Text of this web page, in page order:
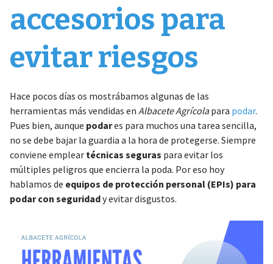
accesorios para
evitar riesgos
Hace pocos días os mostrábamos algunas de las
herramientas más vendidas en Albacete Agrícolapara podar.
Pues bien, aunque podares para muchos una tarea sencilla,
no se debe bajar la guardia a la hora de protegerse. Siempre
conviene emplear técnicas seguras para evitar los
múltiples peligros que encierra la poda. Por eso hoy
hablamos de equipos de protección personal (EPIs) para
podar con seguridady evitar disgustos.